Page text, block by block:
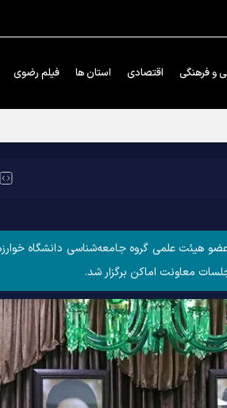
و فرهنگی اقتصادی استان ها فیلم رضوی
علمی گروه جامعه‌شناسی دانشگاه